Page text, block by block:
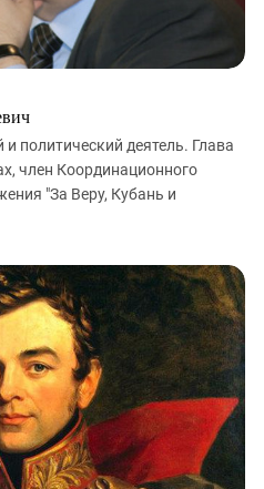
политический деятель. Глава
член Координационного
"За Веру, Кубань и